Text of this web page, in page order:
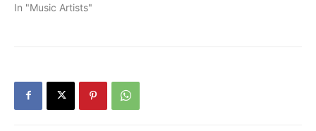
In "Music Artists"